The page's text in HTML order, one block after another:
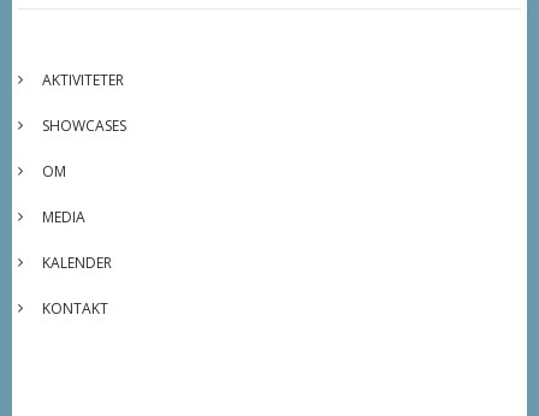
AKTIVITETER
SHOWCASES
OM
MEDIA
KALENDER
KONTAKT